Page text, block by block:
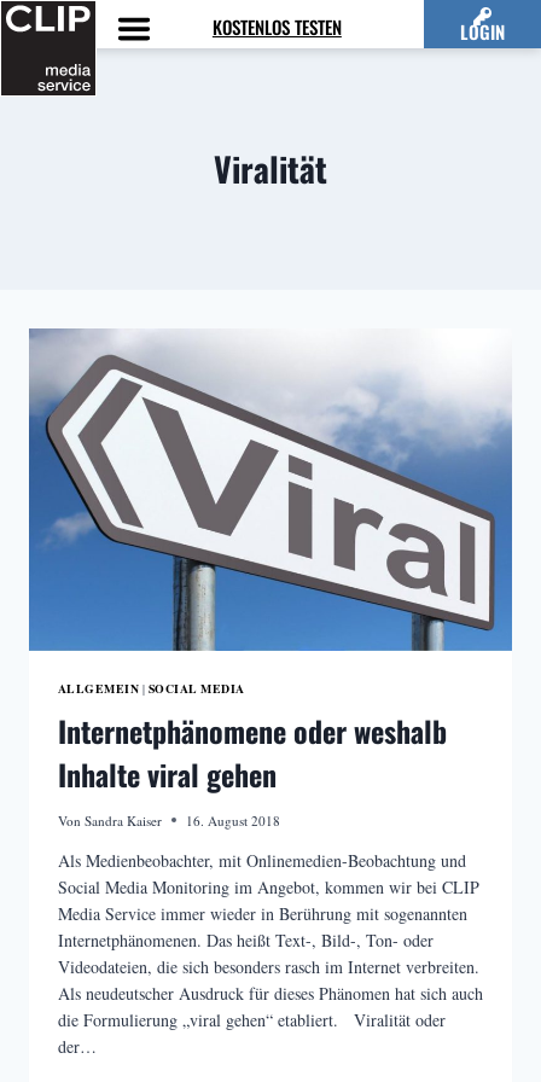
Zum
Inhalt
springen
KOSTENLOS TESTEN LOGIN
Viralität
ALLGEMEIN | SOCIAL MEDIA
Internetphänomene oder weshalb
Inhalte viral gehen
Von Sandra Kaiser 16. August 2018
Als Medienbeobachter, mit Onlinemedien-Beobachtung und
Social Media Monitoring im Angebot, kommen wir bei CLIP
Media Service immer wieder in Berührung mit sogenannten
Internetphänomenen. Das heißt Text-, Bild-, Ton- oder
Videodateien, die sich besonders rasch im Internet verbreiten.
Als neudeutscher Ausdruck für dieses Phänomen hat sich auch
die Formulierung „viral gehen“ etabliert. Viralität oder
der…